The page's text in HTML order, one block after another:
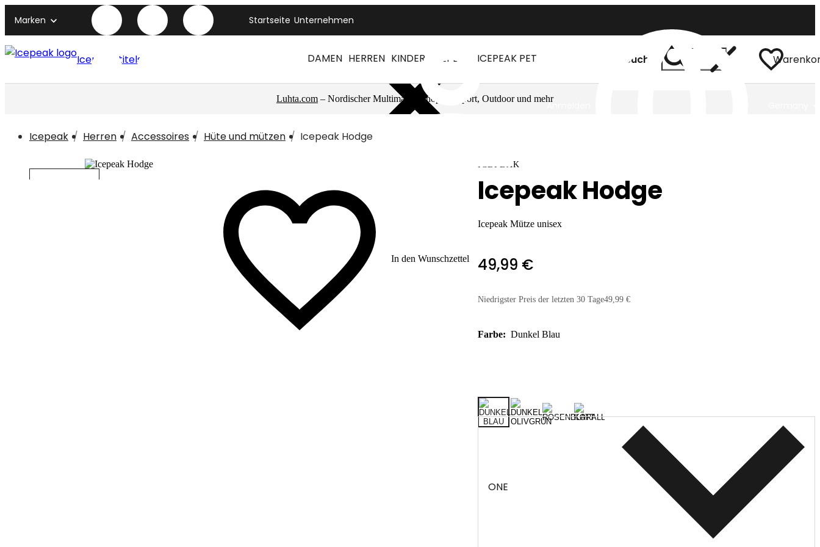
Marken Startseite Unternehmen
Anmelden
Icepeak titelseite DAMEN HERREN KINDER ICEPEAK ICEPEAK PET Suchen
Luhta.com – Nordischer Multimarkenshop für Sport, Outdoor und mehr
Icepeak Herren Accessoires Hüte und mützen Icepeak Hodge
In den Wunschzettel
ICEPEAK
Icepeak Hodge
Icepeak Mütze unisex
49,99 €
Niedrigster Preis der letzten 30 Tage49,99 €
Farbe: Dunkel Blau
ONE